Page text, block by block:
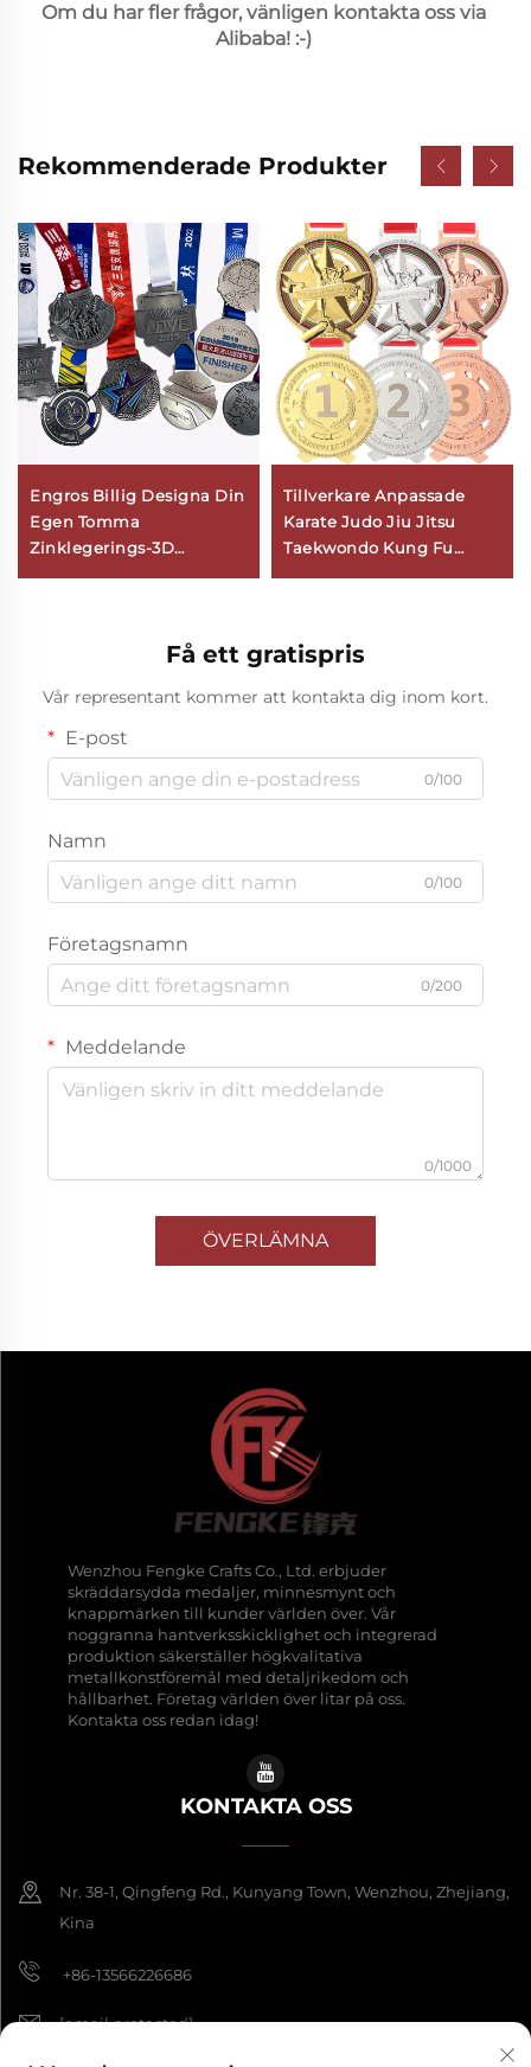
Om du har fler frågor, vänligen kontakta oss via
Alibaba! :-)
Rekommenderade Produkter
Engros Billig Designa Din
Egen Tomma
Zinklegerings-3D
Tillverkare Anpassade
Karate Judo Jiu Jitsu
Taekwondo Kung Fu
Få ett gratispris
Vår representant kommer att kontakta dig inom kort.
E-post
0/100
Namn
0/100
Företagsnamn
0/200
Meddelande
0/1000
ÖVERLÄMNA
Wenzhou Fengke Crafts Co., Ltd. erbjuder
skräddarsydda medaljer, minnesmynt och
knappmärken till kunder världen över. Vår
noggranna hantverksskicklighet och integrerad
produktion säkerställer högkvalitativa
metallkonstföremål med detaljrikedom och
hållbarhet. Företag världen över litar på oss.
Kontakta oss redan idag!
KONTAKTA OSS
Nr. 38-1, Qingfeng Rd., Kunyang Town, Wenzhou, Zhejiang,
Kina
+86-13566226686
[email protected]